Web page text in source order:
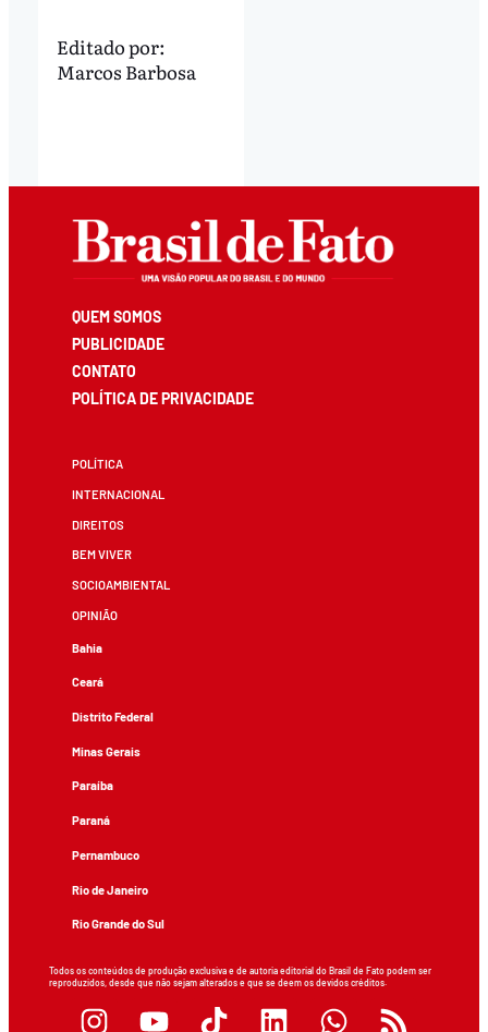
Editado por:
Marcos Barbosa
QUEM SOMOS
PUBLICIDADE
CONTATO
POLÍTICA DE PRIVACIDADE
POLÍTICA
INTERNACIONAL
DIREITOS
BEM VIVER
SOCIOAMBIENTAL
OPINIÃO
Bahia
Ceará
Distrito Federal
Minas Gerais
Paraíba
Paraná
Pernambuco
Rio de Janeiro
Rio Grande do Sul
Todos os conteúdos de produção exclusiva e de autoria editorial do Brasil de Fato podem ser
reproduzidos, desde que não sejam alterados e que se deem os devidos créditos.